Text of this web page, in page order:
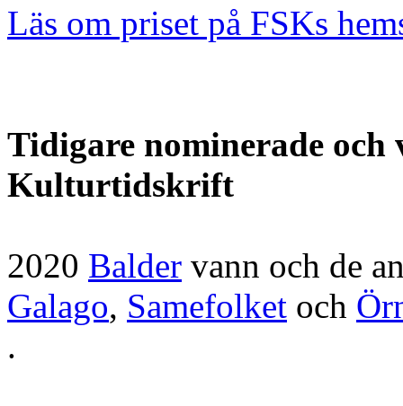
Läs om priset på FSKs
Tidigare nominerade och
Kulturtidskrift
2020 Balder vann och de
Galago, Samefolket och
.